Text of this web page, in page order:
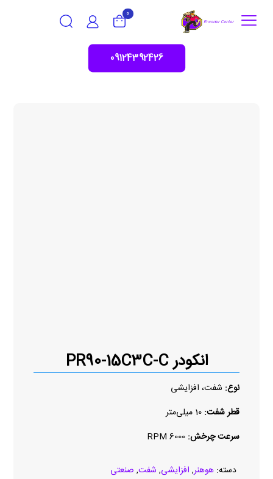
0
09124392426
انکودر PR90-15C3C-C
نوع: شفت، افزایشی
قطر شفت: 10 میلی‌متر
سرعت چرخش:6000 RPM
دسته:هوهنر, افزایشی, شفت, صنعتی